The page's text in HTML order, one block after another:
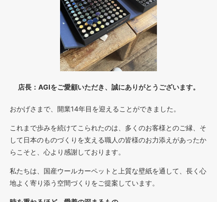
店長：AGIをご愛顧いただき、誠にありがとうございます。
おかげさまで、開業14年目を迎えることができました。
これまで歩みを続けてこられたのは、多くのお客様とのご縁、そ
して日本のものづくりを支える職人の皆様のお力添えがあったか
らこそと、心より感謝しております。
私たちは、国産ウールカーペットと上質な壁紙を通して、長く心
地よく寄り添う空間づくりをご提案しています。